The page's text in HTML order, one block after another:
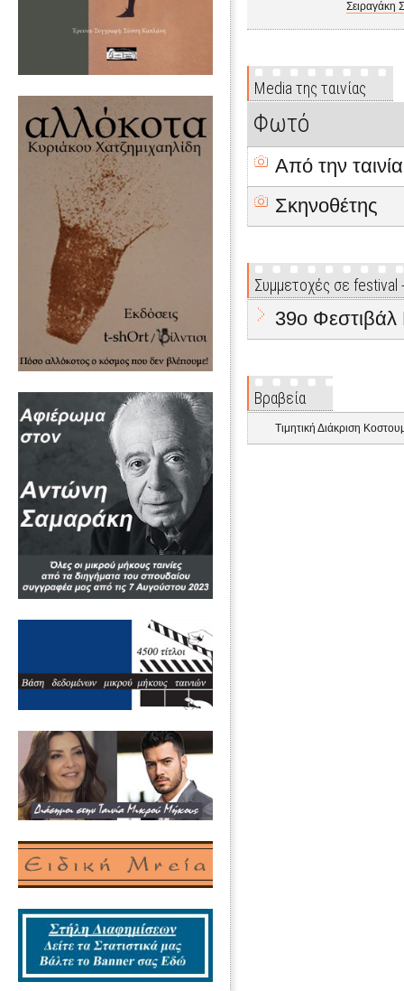
Σειραγάκη
Media της ταινίας
Φωτό
Από την ταινία
Σκηνοθέτης
Συμμετοχές σε
39o
Βραβεία
Τιμητική Διάκριση